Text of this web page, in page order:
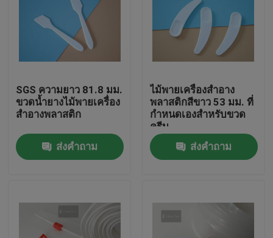
SGS ความยาว 81.8 มม.
ขวดน้ำยางไม้พายเครื่อง
สำอางพลาสติก
ส่งคำถาม
ไม้พายเครื่องสำอาง
พลาสติกสีขาว 53 มม. ที่
กำหนดเองสำหรับขวด
ครีม
ส่งคำถาม